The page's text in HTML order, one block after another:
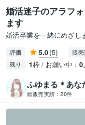
婚活迷子のアラフ
ます
婚活卒業を一緒にめざし
評価 5.0(5) 販
残り 1枠 / お願い中： 0
ふゆまる＊あな
総販売実績： 20件